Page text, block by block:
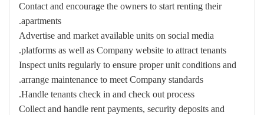
Contact and encourage the owners to start renting their
apartments.
Advertise and market available units on social media
platforms as well as Company website to attract tenants.
Inspect units regularly to ensure proper unit conditions and
arrange maintenance to meet Company standards.
Handle tenants check in and check out process.
Collect and handle rent payments, security deposits and